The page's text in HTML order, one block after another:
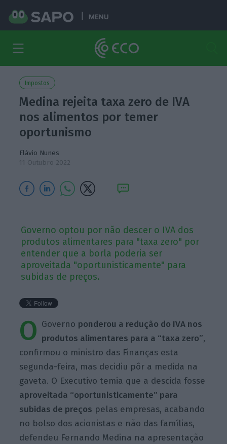
MENU
Impostos
Medina rejeita taxa zero de IVA
nos alimentos por temer
oportunismo
Flávio Nunes
11 Outubro 2022
Governo optou por não descer o IVA dos
produtos alimentares para "taxa zero" por
entender que a borla poderia ser
aproveitada "oportunisticamente" para
subidas de preços.
O Governo ponderou a redução do IVA nos
produtos alimentares para a “taxa zero”,
confirmou o ministro das Finanças esta
segunda-feira, mas decidiu pôr a medida na
gaveta. O Executivo temia que a descida fosse
aproveitada “oportunisticamente” para
subidas de preços pelas empresas, acabando
no bolso dos acionistas e não das famílias,
defendeu Fernando Medina na apresentação